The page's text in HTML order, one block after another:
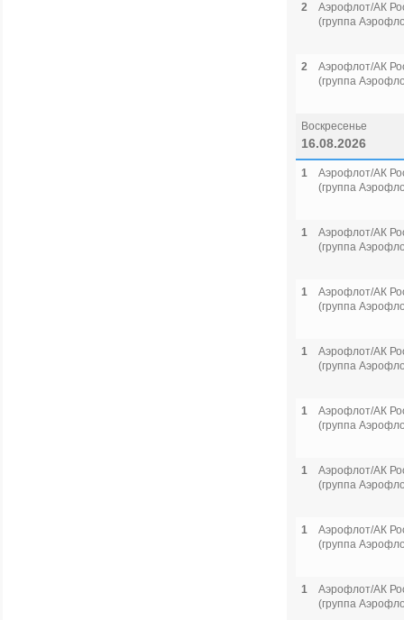
2
Аэрофлот/АК
(группа
2
Аэрофлот/АК
(группа
Воскресенье
16.08.2026
1
Аэрофлот/АК
(группа
1
Аэрофлот/АК
(группа
1
Аэрофлот/АК
(группа
1
Аэрофлот/АК
(группа
1
Аэрофлот/АК
(группа
1
Аэрофлот/АК
(группа
1
Аэрофлот/АК
(группа
1
Аэрофлот/АК
(группа